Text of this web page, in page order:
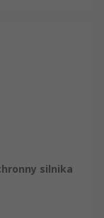
silnika